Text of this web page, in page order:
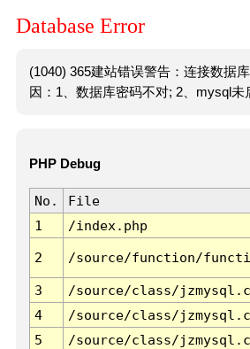
Database Error
(1040) 365建站错误警告：连接数据
因：1、数据库密码不对; 2、mysql未
PHP Debug
No. File
1
/index.php
2 /source/function/
3 /source/class/
4
/source/class/
5
/source/class/